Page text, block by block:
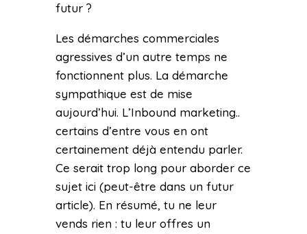
futur ?
Les démarches commerciales
agressives d’un autre temps ne
fonctionnent plus. La démarche
sympathique est de mise
aujourd’hui. L’Inbound marketing..
certains d’entre vous en ont
certainement déjà entendu parler.
Ce serait trop long pour aborder ce
sujet ici (peut-être dans un futur
article). En résumé, tu ne leur
vends rien : tu leur offres un